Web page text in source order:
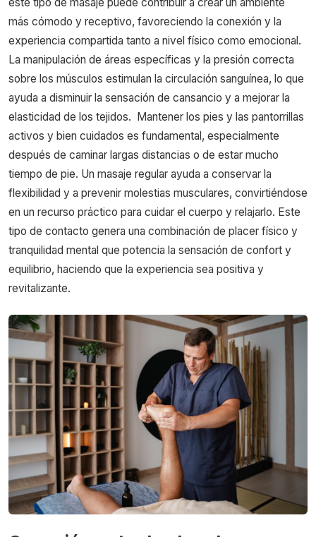
este tipo de masaje puede contribuir a crear un ambiente
más cómodo y receptivo, favoreciendo la conexión y la
experiencia compartida tanto a nivel físico como emocional.
La manipulación de áreas específicas y la presión correcta
sobre los músculos estimulan la circulación sanguínea, lo que
ayuda a disminuir la sensación de cansancio y a mejorar la
elasticidad de los tejidos.
Mantener los pies y las pantorrillas
activos y bien cuidados es fundamental, especialmente
después de caminar largas distancias o de estar mucho
tiempo de pie. Un masaje regular ayuda a conservar la
flexibilidad y a prevenir molestias musculares, convirtiéndose
en un recurso práctico para cuidar el cuerpo y relajarlo. Este
tipo de contacto genera una combinación de placer físico y
tranquilidad mental que potencia la sensación de confort y
equilibrio, haciendo que la experiencia sea positiva y
revitalizante.